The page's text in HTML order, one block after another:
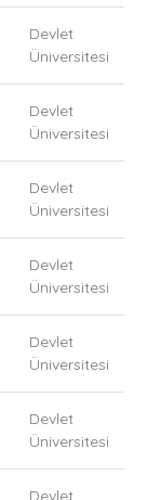
Devlet
Üniversitesi
Devlet
Üniversitesi
Devlet
Üniversitesi
Devlet
Üniversitesi
Devlet
Üniversitesi
Devlet
Üniversitesi
Devlet